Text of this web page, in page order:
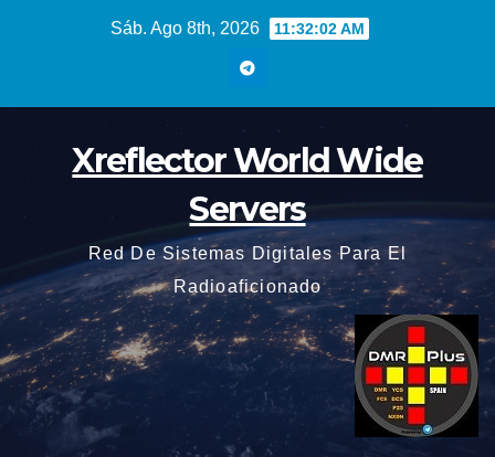
Sáb. Ago 8th, 2026 11:32:03 AM
Xreflector World Wide
Servers
Red De Sistemas Digitales Para El
Radioaficionado